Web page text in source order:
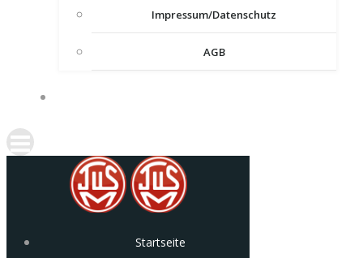
Impressum/Datenschutz
AGB
Startseite